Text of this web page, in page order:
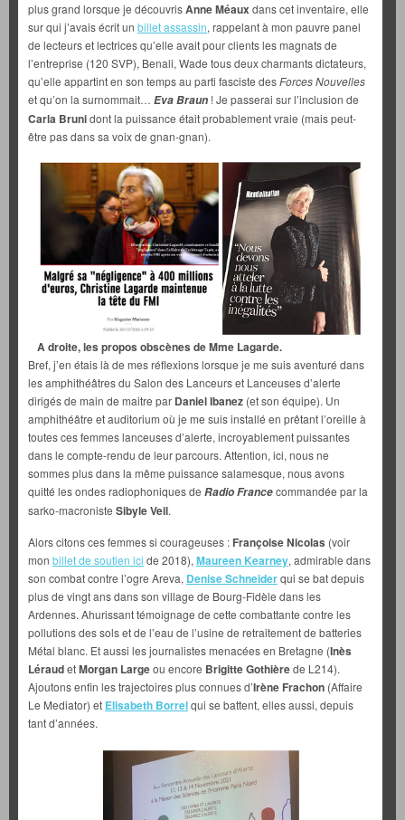
plus grand lorsque je découvrisAnne Méauxdans cet inventaire, elle
sur qui j’avais écrit un billet assassin, rappelant à mon pauvre panel
de lecteurs et lectrices qu’elle avait pour clients les magnats de
l’entreprise (120 SVP), Benali, Wade tous deux charmants dictateurs,
qu’elle appartint en son temps au parti fasciste desForces Nouvelles
et qu’on la surnommait… Eva Braun ! Je passerai sur l’inclusion de
Carla Brunidont la puissance était probablement vraie (mais peut-
être pas dans sa voix de gnan-gnan).
A droite, les propos obscènes de Mme Lagarde.
Bref, j’en étais là de mes réflexions lorsque je me suis aventuré dans
les amphithéâtres du Salon des Lanceurs et Lanceuses d’alerte
dirigés de main de maitre par Daniel Ibanez (et son équipe). Un
amphithéâtre et auditorium où je me suis installé en prêtant l’oreille à
toutes ces femmes lanceuses d’alerte, incroyablement puissantes
dans le compte-rendu de leur parcours. Attention, ici, nous ne
sommes plus dans la même puissance salamesque, nous avons
quitté les ondes radiophoniques de Radio Francecommandée par la
sarko-macroniste Sibyle Veil.
Alors citons ces femmes si courageuses : Françoise Nicolas (voir
mon billet de soutien ici de 2018), Maureen Kearney, admirable dans
son combat contre l’ogre Areva, Denise Schneiderqui se bat depuis
plus de vingt ans dans son village de Bourg-Fidèle dans les
Ardennes. Ahurissant témoignage de cette combattante contre les
pollutions des sols et de l’eau de l’usine de retraitement de batteries
Métal blanc. Et aussi les journalistes menacées en Bretagne (Inès
LéraudetMorgan Largeou encore Brigitte Gothièrede L214).
Ajoutons enfin les trajectoires plus connues d’Irène Frachon (Affaire
Le Mediator) et Elisabeth Borrelqui se battent, elles aussi, depuis
tant d’années.